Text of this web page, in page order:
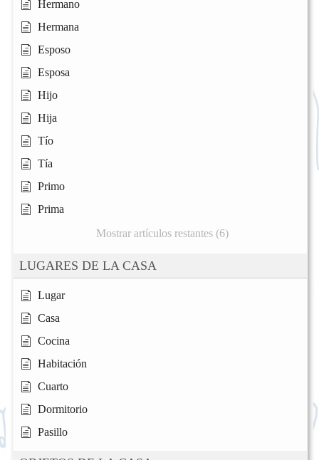
Hermano
Hermana
Esposo
Esposa
Hijo
Hija
Tío
Tía
Primo
Prima
Mostrar artículos restantes (6)
LUGARES DE LA CASA
Lugar
Casa
Cocina
Habitación
Cuarto
Dormitorio
Pasillo